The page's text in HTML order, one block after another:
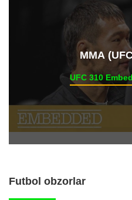
ММА
UFC 310
Futbol obzorlar